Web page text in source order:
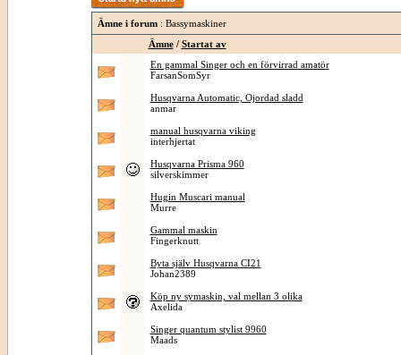
Ämne i forum: Bassymaskiner
Ämne/ Startat av
En gammal Singer och en förvirrad amatör
FarsanSomSyr
Husqvarna Automatic, Ojordad sladd
anmar
manual husqvarna viking
interhjertat
Husqvarna Prisma 960
silverskimmer
Hugin Muscari manual
Murre
Gammal maskin
Fingerknutt
Byta själv Husqvarna CI21
Johan2389
Köp ny symaskin, val mellan 3 olika
Axelida
Singer quantum stylist 9960
Maads